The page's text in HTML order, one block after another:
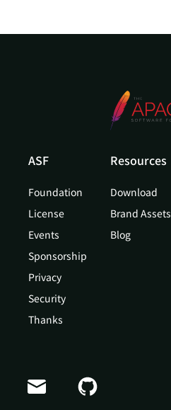
ASF
Foundation
License
Events
Sponsorship
Privacy
Security
Thanks
Resources
Download
Brand Assets
Blog